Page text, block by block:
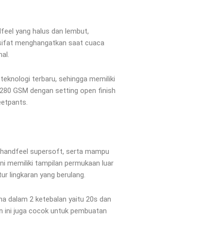
yang halus dan lembut,
menghangatkan saat cuaca
terbaru, sehingga memiliki
GSM dengan setting open finish
supersoft, serta mampu
memiliki tampilan permukaan luar
lingkaran yang berulang.
dalam 2 ketebalan yaitu 20s dan
ini juga cocok untuk pembuatan